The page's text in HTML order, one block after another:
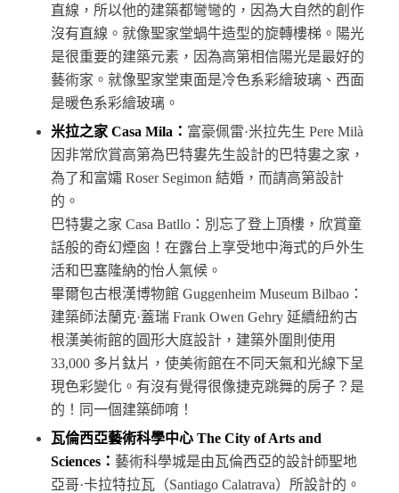
直線，所以他的建築都彎彎的，因為大自然的創作
沒有直線。就像聖家堂蝸牛造型的旋轉樓梯。陽光
是很重要的建築元素，因為高第相信陽光是最好的
藝術家。就像聖家堂東面是冷色系彩繪玻璃、西面
是暖色系彩繪玻璃。
米拉之家 Casa Mila： 富豪佩雷·米拉先生 Pere Milà
因非常欣賞高第為巴特婁先生設計的巴特婁之家，
為了和富孀 Roser Segimon 結婚，而請高第設計
的。
巴特婁之家 Casa Batllo：別忘了登上頂樓，欣賞童
話般的奇幻煙囪！在露台上享受地中海式的戶外生
活和巴塞隆納的怡人氣候。
畢爾包古根漢博物館 Guggenheim Museum Bilbao：
建築師法蘭克·蓋瑞 Frank Owen Gehry 延續紐約古
根漢美術館的圓形大庭設計，建築外圍則使用
33,000 多片鈦片，使美術館在不同天氣和光線下呈
現色彩變化。有沒有覺得很像捷克跳舞的房子？是
的！同一個建築師唷！
瓦倫西亞藝術科學中心 The City of Arts and
Sciences： 藝術科學城是由瓦倫西亞的設計師聖地
亞哥·卡拉特拉瓦（Santiago Calatrava）所設計的。